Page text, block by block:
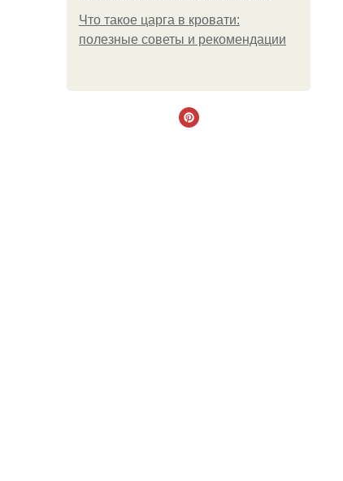
Что такое царга в кровати:
полезные советы и рекомендации